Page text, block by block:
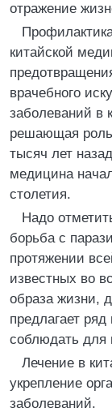
отражение
китайской
врачебного
заболеваний в
решающая
тысяч лет
медицина
столетия.
Надо
борьба с
протяжении
известных во
образа жизни,
предлагает
соблюдать для
Лечение в
укрепление
заболеваний.